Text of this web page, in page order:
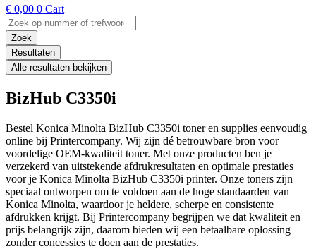
€ 0,00 0 Cart
Search
...Zoek
Resultaten
Alle resultaten bekijken
BizHub C3350i
Bestel Konica Minolta BizHub C3350i toner en supplies eenvoudig
online bij Printercompany. Wij zijn dé betrouwbare bron voor
voordelige OEM-kwaliteit toner. Met onze producten ben je
verzekerd van uitstekende afdrukresultaten en optimale prestaties
voor je Konica Minolta BizHub C3350i printer. Onze toners zijn
speciaal ontworpen om te voldoen aan de hoge standaarden van
Konica Minolta, waardoor je heldere, scherpe en consistente
afdrukken krijgt. Bij Printercompany begrijpen we dat kwaliteit en
prijs belangrijk zijn, daarom bieden wij een betaalbare oplossing
zonder concessies te doen aan de prestaties.